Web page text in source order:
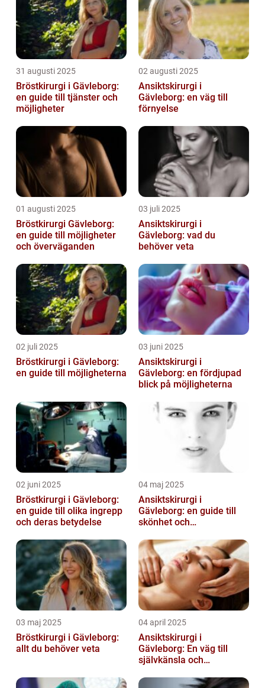
31 augusti 2025
Bröstkirurgi i Gävleborg:
en guide till tjänster och
möjligheter
02 augusti 2025
Ansiktskirurgi i
Gävleborg: en väg till
förnyelse
01 augusti 2025
Bröstkirurgi Gävleborg:
en guide till möjligheter
och överväganden
03 juli 2025
Ansiktskirurgi i
Gävleborg: vad du
behöver veta
02 juli 2025
Bröstkirurgi i Gävleborg:
en guide till möjligheterna
03 juni 2025
Ansiktskirurgi i
Gävleborg: en fördjupad
blick på möjligheterna
02 juni 2025
Bröstkirurgi i Gävleborg:
en guide till olika ingrepp
och deras betydelse
04 maj 2025
Ansiktskirurgi i
Gävleborg: en guide till
skönhet och
03 maj 2025
Bröstkirurgi i Gävleborg:
allt du behöver veta
04 april 2025
Ansiktskirurgi i
Gävleborg: En väg till
självkänsla och